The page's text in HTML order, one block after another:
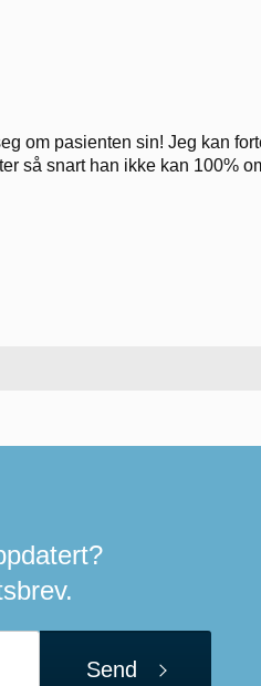
om pasienten sin! Jeg kan
så snart han ikke kan 100%
Send